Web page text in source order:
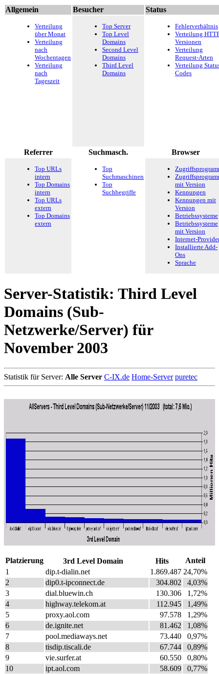
Allgemein Besucher Status
Verteilung
über Monat
Verteilung
nach
Wochentagen
Verteilung
nach
Tageszeit
Top Server
Top Level
Domains
Second Level
Domains
Third Level
Domains
Fehlerverhältnis
Verteilung
Versionen
Verteilung
Request-Arten
Verteilung
Codes
Referrer Suchmasch. Browser
Top URLs
intern
Top Domains
intern
Top URLs
extern
Top Domains
extern
Top
Suchmaschinen
Top
Suchbegriffe
mit Version
Kennungen
Kennungen mit
Version
Betriebssysteme
Betriebssysteme
mit Version
Internet-
Installierte Add-
Ons
Sprache
Server-Statistik: Third Level
Domains (Sub-
Netzwerke/Server) für
November 2003
Statistik für Server: Alle Server C-IX.de Home-Server puretec
Platzierung 3rd Level Domain Hits
Anteil
1
dip.t-dialin.net 1.869.487 24,70%
2
dip0.t-ipconnect.de 304.802
4,03%
3
dial.bluewin.ch 130.306
1,72%
4
highway.telekom.at 112.945
1,49%
5
proxy.aol.com 97.578
1,29%
6
de.ignite.net 81.462
1,08%
7
pool.mediaways.net 73.440
0,97%
8
tisdip.tiscali.de 67.744
0,89%
9
vie.surfer.at 60.550
0,80%
10
ipt.aol.com 58.609
0,77%